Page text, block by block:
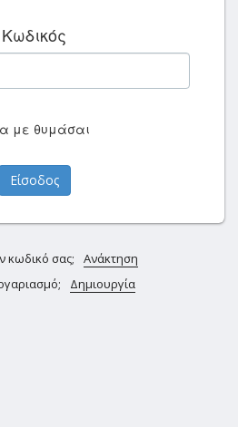
Κωδικός
με θυμάσαι
κωδικό σας;
Ανάκτηση
Δημιουργία